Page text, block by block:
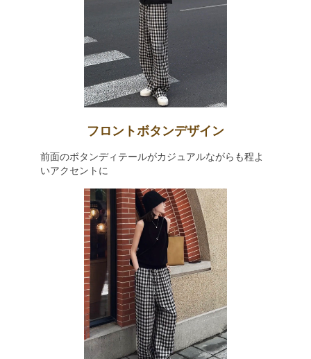
フロントボタンデザイン
前面のボタンディテールがカジュアルながらも程よ
いアクセントに